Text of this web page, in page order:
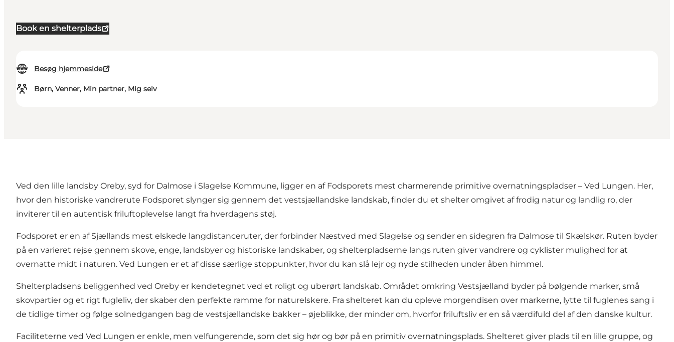
Book en shelterplads
Besøg hjemmeside
Børn, Venner, Min partner, Mig selv
Ved den lille landsby Oreby, syd for Dalmose i Slagelse Kommune, ligger en af Fodsporets mest charmerende primitive overnatningspladser – Ved Lungen. Her,
hvor den historiske vandrerute Fodsporet slynger sig gennem det vestsjællandske landskab, finder du et shelter omgivet af frodig natur og landlig ro, der
inviterer til en autentisk friluftoplevelse langt fra hverdagens støj.
Fodsporet er en af Sjællands mest elskede langdistanceruter, der forbinder Næstved med Slagelse og sender en sidegren fra Dalmose til Skælskør. Ruten byder
på en varieret rejse gennem skove, enge, landsbyer og historiske landskaber, og shelterpladserne langs ruten giver vandrere og cyklister mulighed for at
overnatte midt i naturen. Ved Lungen er et af disse særlige stoppunkter, hvor du kan slå lejr og nyde stilheden under åben himmel.
Shelterpladsens beliggenhed ved Oreby er kendetegnet ved et roligt og uberørt landskab. Området omkring Vestsjælland byder på bølgende marker, små
skovpartier og et rigt fugleliv, der skaber den perfekte ramme for naturelskere. Fra shelteret kan du opleve morgendisen over markerne, lytte til fuglenes sang i
de tidlige timer og følge solnedgangen bag de vestsjællandske bakker – øjeblikke, der minder om, hvorfor friluftsliv er en så værdifuld del af den danske kultur.
Faciliteterne ved Ved Lungen er enkle, men velfungerende, som det sig hør og bør på en primitiv overnatningsplads. Shelteret giver plads til en lille gruppe, og